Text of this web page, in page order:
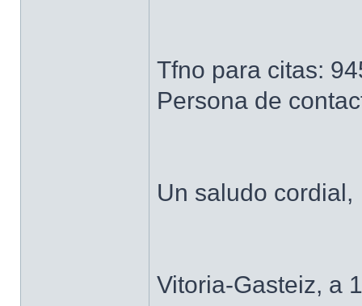
Tfno para citas:
Persona de
Un saludo cordial,
Vitoria-Gasteiz, a